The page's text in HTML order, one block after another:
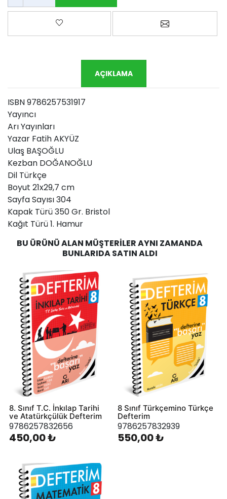
Favorilere ekle Arkadaşına
AÇIKLAMA
ISBN 9786257531917
Yayıncı
Arı Yayınları
Yazar Fatih AKYÜZ
Ulaş BAŞOĞLU
Kezban DOĞANOĞLU
Dil Türkçe
Boyut 21x29,7 cm
Sayfa Sayısı 304
Kapak Türü 350 Gr. Bristol
Kağıt Türü 1. Hamur
BU ÜRÜNÜ ALAN MÜŞTERILER AYNI ZAMANDA
BUNLARIDA SATIN ALDI
8. Sınıf T.C. İnkılap Tarihi
ve Atatürkçülük Defterim
9786257832656
450,00 ₺
8 Sınıf Türkçemino Türkçe
Defterim
9786257832939
550,00 ₺